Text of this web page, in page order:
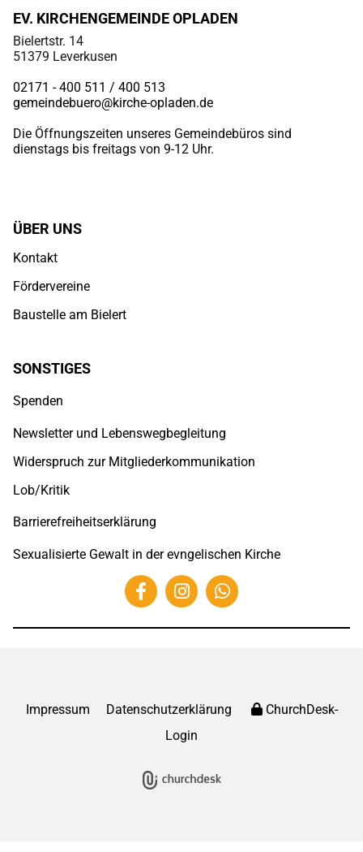
EV. KIRCHENGEMEINDE OPLADEN
Bielertstr. 14
51379 Leverkusen
02171 - 400 511 / 400 513
gemeindebuero@kirche-opladen.de
Die Öffnungszeiten unseres Gemeindebüros sind
dienstags bis freitags von 9-12 Uhr.
ÜBER UNS
Kontakt
Fördervereine
Baustelle am Bielert
SONSTIGES
Spenden
Newsletter und Lebenswegbegleitung
Widerspruch zur Mitgliederkommunikation
Lob/Kritik
Barrierefreiheitserklärung
Sexualisierte Gewalt in der evngelischen Kirche
Impressum Datenschutzerklärung
ChurchDesk-
Login